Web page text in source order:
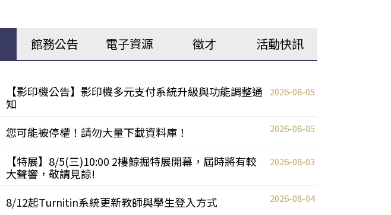
館務公告 電子資源 徵才 活動快訊
【影印機公告】影印機多元支付系統升級與功能調整通
知
2026-08-05
您可能被停權！請勿大量下載資料庫！ 2026-08-05
【特展】8/5(三)10:00 2樓鯨掘特展開幕，屆時將有較
大聲響，敬請見諒!
2026-08-03
8/12起Turnitin系統更新教師與學生登入方式 2026-08-04